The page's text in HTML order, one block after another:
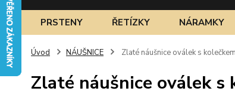
PRSTENY ŘETÍZKY NÁRAMKY
Úvod NÁUŠNICE Zlaté náušnice oválek s
Zlaté náušnice oválek s